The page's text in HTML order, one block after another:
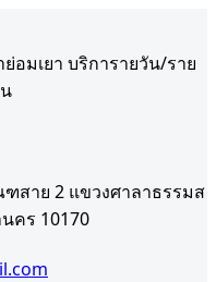
อมเยา บริการายวัน/ราย
สาย 2 แขวงศาลาธรรมส
คร 10170